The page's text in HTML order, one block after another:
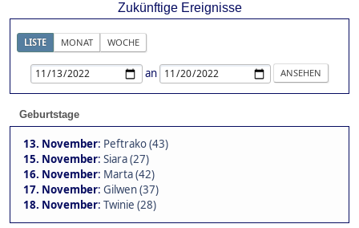
Zukünftige Ereignisse
LISTE MONAT WOCHE
an
Geburtstage
13. November: Peftrako (43)
15. November: Siara (27)
16. November: Marta (42)
17. November: Gilwen (37)
18. November: Twinie (28)